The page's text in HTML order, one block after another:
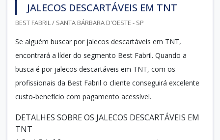
JALECOS DESCARTÁVEIS EM TNT
BEST FABRIL / SANTA BÁRBARA D'OESTE - SP
Se alguém buscar por jalecos descartáveis em TNT,
encontrará a líder do segmento Best Fabril. Quando a
busca é por jalecos descartáveis em TNT, com os
profissionais da Best Fabril o cliente conseguirá excelente
custo-benefício com pagamento acessível.
DETALHES SOBRE OS JALECOS DESCARTÁVEIS EM
TNT